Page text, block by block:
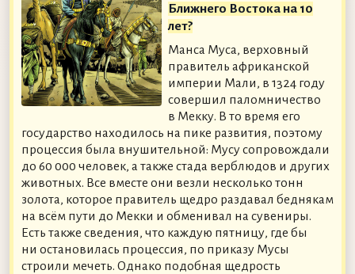
Ближнего Востока на 10
лет?
Манса Муса, верховный
правитель африканской
империи Мали, в 1324 году
совершил паломничество
в Мекку. В то время его
государство находилось на пике развития, поэтому
процессия была внушительной: Мусу сопровождали
до 60 000 человек, а также стада верблюдов и других
животных. Все вместе они везли несколько тонн
золота, которое правитель щедро раздавал беднякам
на всём пути до Мекки и обменивал на сувениры.
Есть также сведения, что каждую пятницу, где бы
ни остановилась процессия, по приказу Мусы
строили мечеть. Однако подобная щедрость